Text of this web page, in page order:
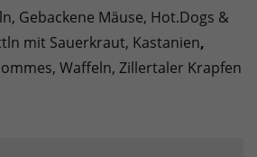
Gebackene Mäuse, Hot.Dogs &
mit Sauerkraut, Kastanien,
Waffeln, Zillertaler Krapfen